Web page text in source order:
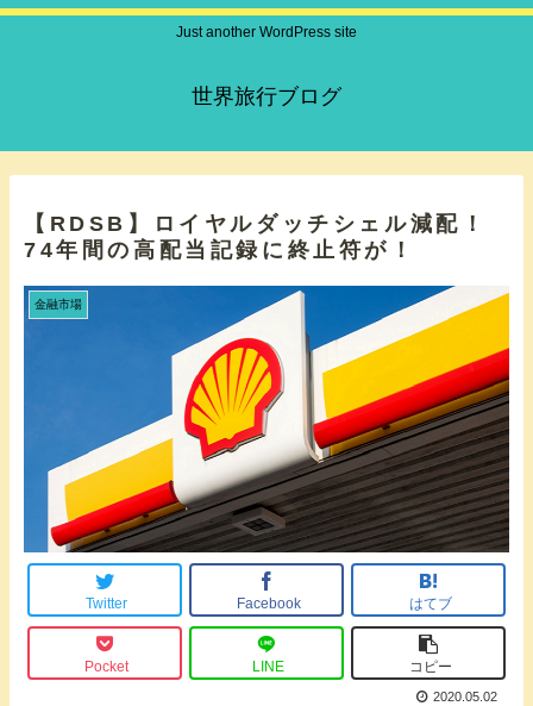
Just another WordPress site
世界旅行ブログ
【RDSB】ロイヤルダッチシェル減配！
74年間の高配当記録に終止符が！
金融市場
Twitter Facebook はてブ
Pocket LINE コピー
2020.05.02